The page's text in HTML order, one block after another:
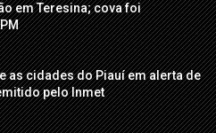
em Teresina; cova foi
as cidades do Piauí em alerta de
pelo Inmet